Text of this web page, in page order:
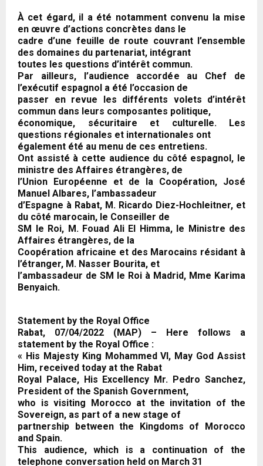
À cet égard, il a été notamment convenu la mise
en œuvre d’actions concrètes dans le
cadre d’une feuille de route couvrant l’ensemble
des domaines du partenariat, intégrant
toutes les questions d’intérêt commun.
Par ailleurs, l’audience accordée au Chef de
l’exécutif espagnol a été l’occasion de
passer en revue les différents volets d’intérêt
commun dans leurs composantes politique,
économique, sécuritaire et culturelle. Les
questions régionales et internationales ont
également été au menu de ces entretiens.
Ont assisté à cette audience du côté espagnol, le
ministre des Affaires étrangères, de
l’Union Européenne et de la Coopération, José
Manuel Albares, l’ambassadeur
d’Espagne à Rabat, M. Ricardo Diez-Hochleitner, et
du côté marocain, le Conseiller de
SM le Roi, M. Fouad Ali El Himma, le Ministre des
Affaires étrangères, de la
Coopération africaine et des Marocains résidant à
l’étranger, M. Nasser Bourita, et
l’ambassadeur de SM le Roi à Madrid, Mme Karima
Benyaich.
Statement by the Royal Office
Rabat, 07/04/2022 (MAP) – Here follows a
statement by the Royal Office :
« His Majesty King Mohammed VI, May God Assist
Him, received today at the Rabat
Royal Palace, His Excellency Mr. Pedro Sanchez,
President of the Spanish Government,
who is visiting Morocco at the invitation of the
Sovereign, as part of a new stage of
partnership between the Kingdoms of Morocco
and Spain.
This audience, which is a continuation of the
telephone conversation held on March 31